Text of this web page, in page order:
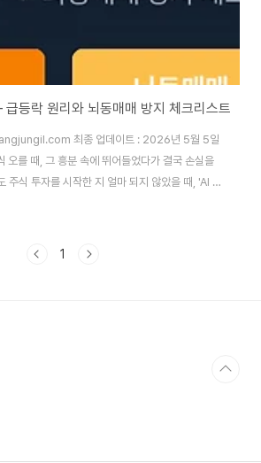
급등락 원리와 뇌동매매 방지 체크리스트
최종 업데이트 : 2026년 5월 5일
오를 때, 그 흥분 속에 뛰어들었다가 결국 손실을
주식 투자를 시작한 지 얼마 되지 않았을 때, 'AI 로
를 기록하는 것을 보고 충동적으로 매수했습니
매매를 막는 실전 체크리스트를 상세히 공유드리
1